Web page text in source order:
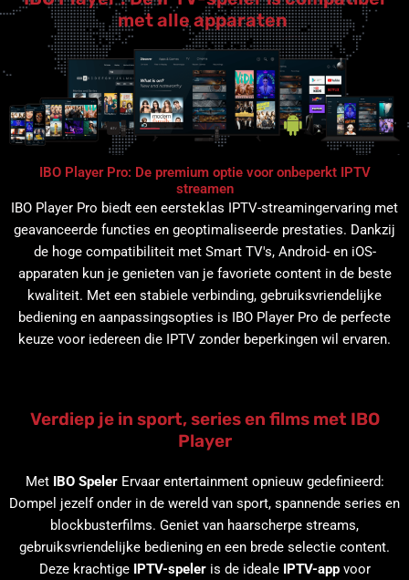
met alle apparaten
IBO Player Pro: De premium optie voor onbeperkt IPTV
streamen
IBO Player Pro biedt een eersteklas IPTV-streamingervaring met
geavanceerde functies en geoptimaliseerde prestaties. Dankzij
de hoge compatibiliteit met Smart TV's, Android- en iOS-
apparaten kun je genieten van je favoriete content in de beste
kwaliteit. Met een stabiele verbinding, gebruiksvriendelijke
bediening en aanpassingsopties is IBO Player Pro de perfecte
keuze voor iedereen die IPTV zonder beperkingen wil ervaren.
Verdiep je in sport, series en films met IBO
Player
Met IBO Speler Ervaar entertainment opnieuw gedefinieerd:
Dompel jezelf onder in de wereld van sport, spannende series en
blockbusterfilms. Geniet van haarscherpe streams,
gebruiksvriendelijke bediening en een brede selectie content.
Deze krachtige IPTV-speleris de ideale IPTV-appvoor